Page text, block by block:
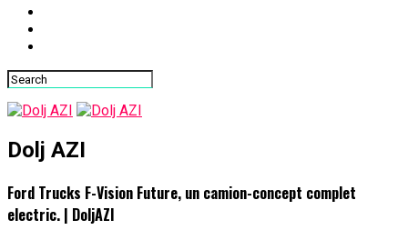
Dolj AZI
Ford Trucks F-Vision Future, un camion-concept complet
electric. | DoljAZI